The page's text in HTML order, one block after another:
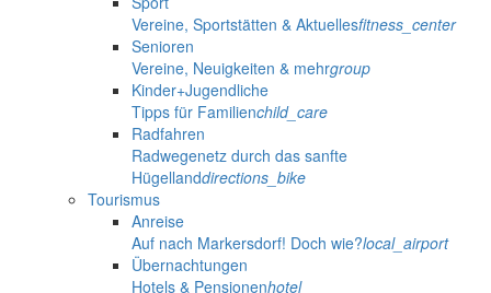
Vereine, Sportstätten & Aktuellesfitness_center
Senioren
Vereine, Neuigkeiten & mehrgroup
Kinder+Jugendliche
Tipps für Familienchild_care
Radfahren
Radwegenetz durch das sanfte
Hügellanddirections_bike
Tourismus
Anreise
Auf nach Markersdorf! Doch wie?local_airport
Übernachtungen
Hotels & Pensionenhotel